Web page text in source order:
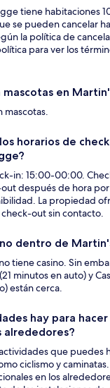
tiene habitaciones
se pueden cancelar
la política de
para ver los
mascotas en
mascotas.
horarios de
in: 15:00-00:00.
después de hora
La propiedad
out sin contacto.
dentro de
tiene casino. Sin
minutos en auto) y
están cerca.
hay para
alrededores?
que puedes
ciclismo y
en los